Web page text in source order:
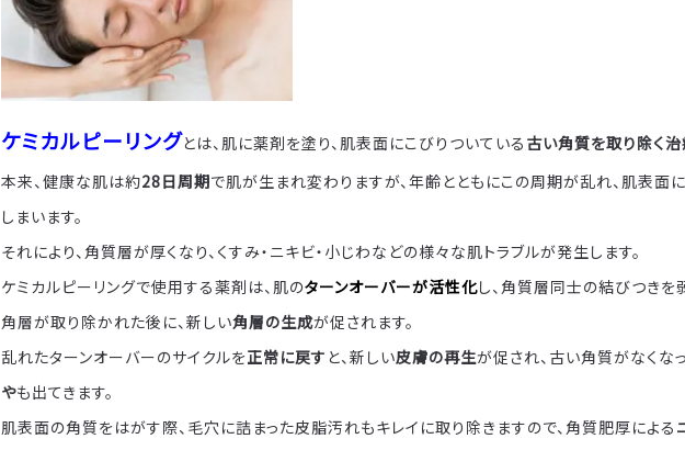
ケミカルピーリングとは、肌に薬剤を塗り、肌表面にこびりついている 古い角質を取り除く
本来、健康な肌は約28日周期で肌が生まれ変わりますが、年齢とともにこの周期が乱れ、肌表面
しまいます。
それにより、角質層が厚くなり、くすみ・ニキビ・小じわなどの様々な肌トラブルが発生します。
ケミカルピーリングで使用する薬剤は、肌のターンオーバーが活性化し、角質層同士の結びつきを
角層が取り除かれた後に、新しい角層の生成が促されます。
乱れたターンオーバーのサイクルを正常に戻す と、新しい皮膚の再生が促され、古い角質がなくな
やも出てきます。
肌表面の角質をはがす際、毛穴に詰まった皮脂汚れもキレイに取り除きますので、角質肥厚による